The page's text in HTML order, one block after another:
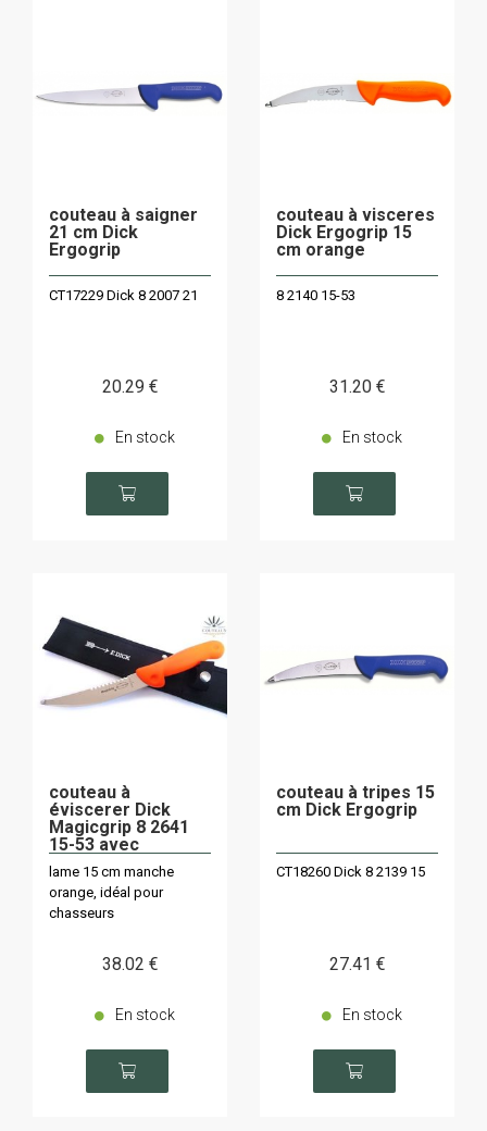
couteau à saigner
21 cm Dick
Ergogrip
CT17229 Dick 8 2007 21
20.29 €
En stock
couteau à visceres
Dick Ergogrip 15
cm orange
8 2140 15-53
31.20 €
En stock
couteau à
éviscerer Dick
Magicgrip 8 2641
15-53 avec
fourreau
lame 15 cm manche
orange, idéal pour
chasseurs
38.02 €
En stock
couteau à tripes 15
cm Dick Ergogrip
CT18260 Dick 8 2139 15
27.41 €
En stock